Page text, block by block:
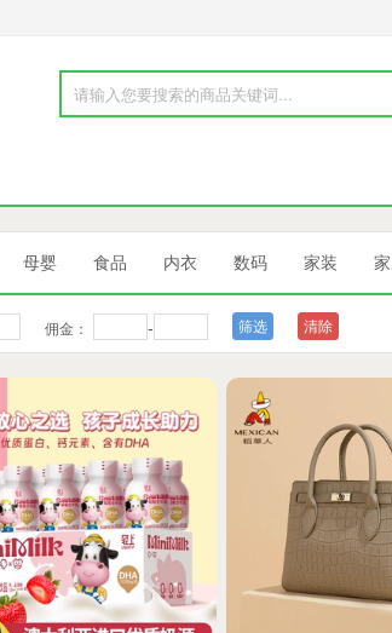
母婴 食品 内衣 数码 家装
佣金： - 清除